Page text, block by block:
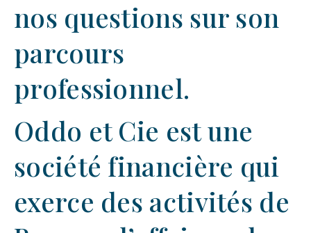
nos questions sur son
parcours
professionnel.
Oddo et Cie est une
société financière qui
exerce des activités de